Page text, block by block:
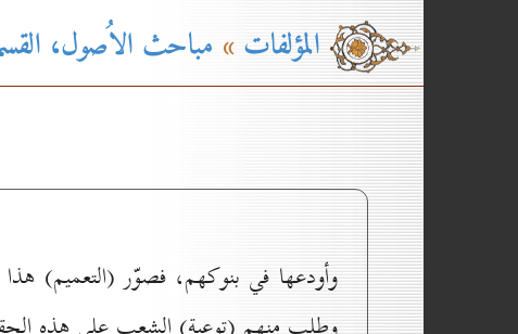
المؤلفات»مباحث الاُصول، القسم ۲-
وأودعها في بنوكهم، فصوّر (التعميم)